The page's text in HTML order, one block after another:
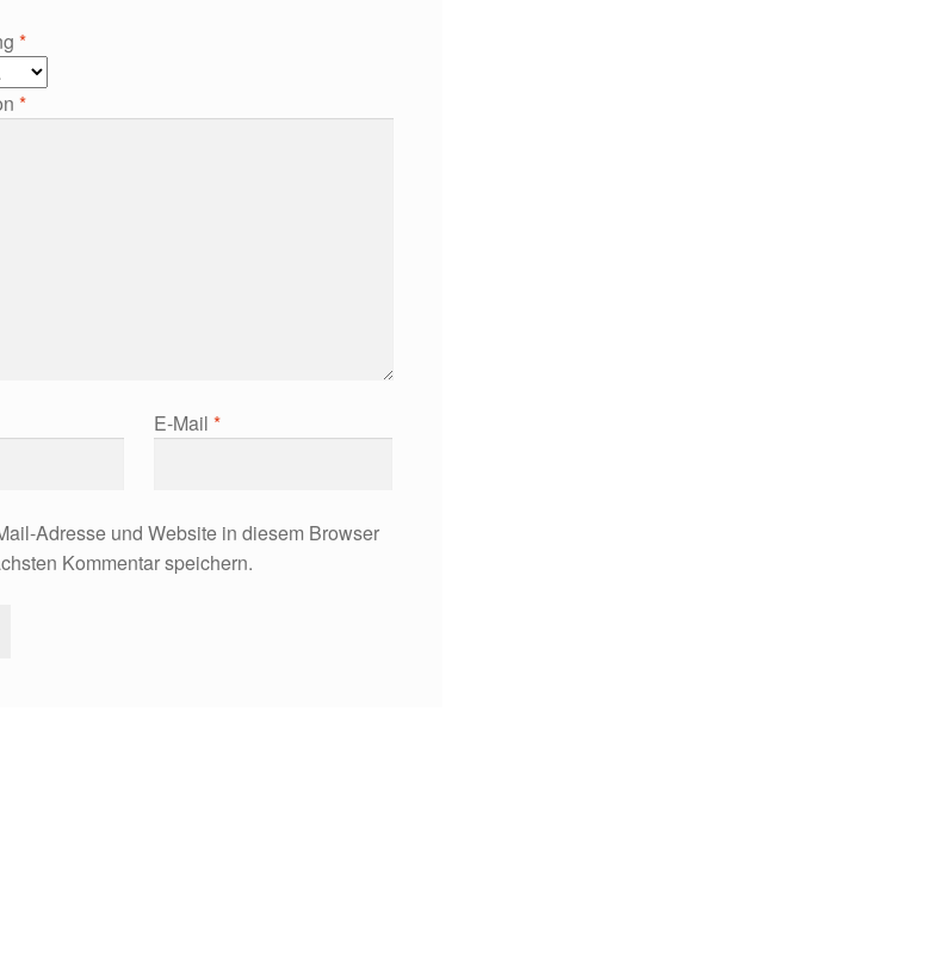
*
*
E-Mail*
Adresse und Website in diesem Browser
Kommentar speichern.